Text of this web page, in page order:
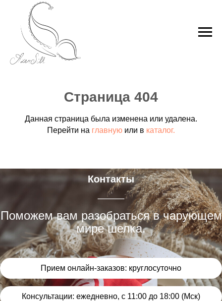
Страница 404
Данная страница была изменена или удалена.
Перейти на главную или в каталог.
Контакты
Поможем вам разобраться в чарующем
мире шелка.
Прием онлайн-заказов: круглосуточно
Консультации: ежедневно, с 11:00 до 18:00 (Мск)